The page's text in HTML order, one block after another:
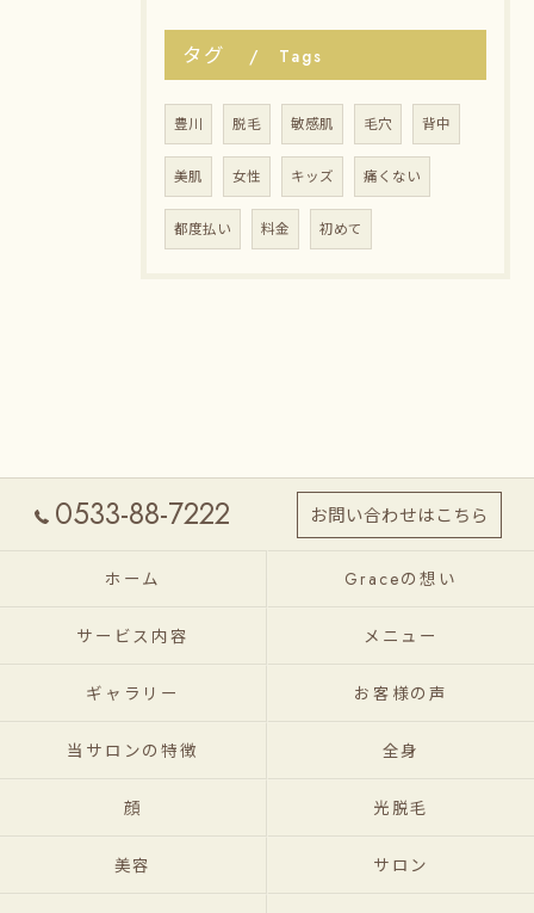
タグ Tags
豊川 脱毛 敏感肌 毛穴 背中
美肌 女性 キッズ 痛くない
都度払い 料金 初めて
0533-88-7222 お問い合わせはこちら
ホーム Graceの想い
サービス内容 メニュー
ギャラリー お客様の声
当サロンの特徴 全身
顔 光脱毛
美容 サロン